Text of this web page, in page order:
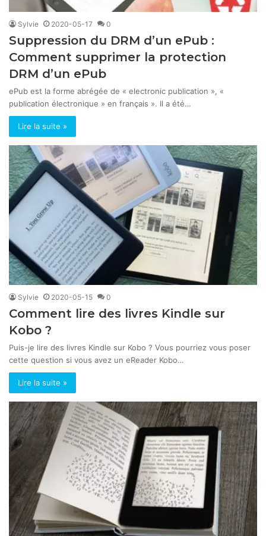
Sylvie 2020-05-17 0
Suppression du DRM d’un ePub :
Comment supprimer la protection
DRM d’un ePub
ePub est la forme abrégée de « electronic publication », «
publication électronique » en français ». Il a été…
Lire la suite »
Sylvie 2020-05-15 0
Comment lire des livres Kindle sur
Kobo ?
Puis-je lire des livres Kindle sur Kobo ? Vous pourriez vous poser
cette question si vous avez un eReader Kobo…
Lire la suite »